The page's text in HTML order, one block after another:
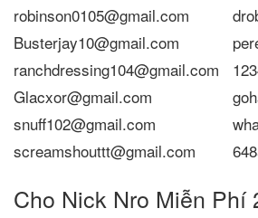
robinson0105@gmail.com
Busterjay10@gmail.com
ranchdressing104@gmail.com
Glacxor@gmail.com
snuff102@gmail.com
screamshouttt@gmail.com
Cho Nick Nro Miễn Phí